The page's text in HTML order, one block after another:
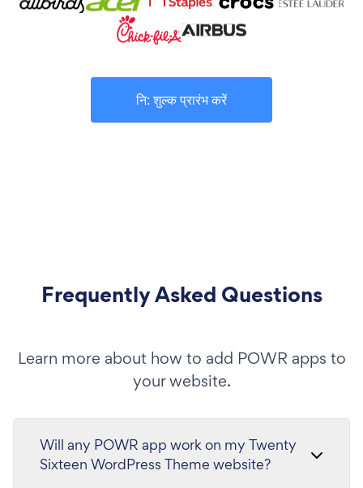
नि: शुल्क प्रारंभ करें
Frequently Asked Questions
Learn more about how to add POWR apps to
your website.
Will any POWR app work on my Twenty
Sixteen WordPress Theme website?